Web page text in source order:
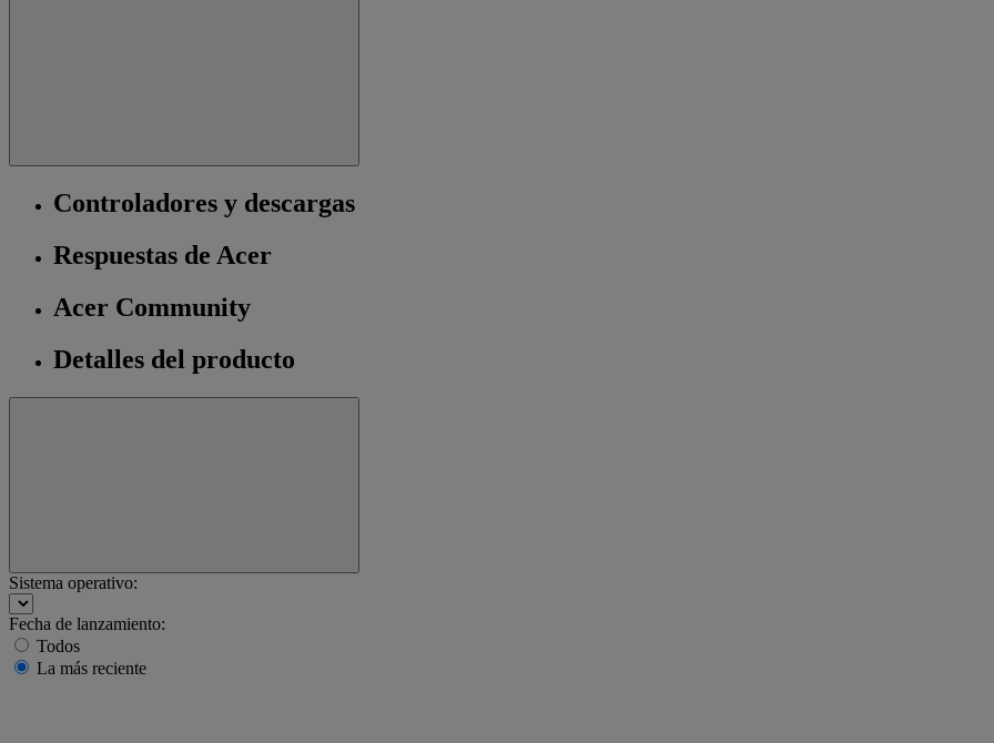
Controladores y descargas
Respuestas de Acer
Acer Community
Detalles del producto
Sistema operativo:
Fecha de lanzamiento:
Todos
La más reciente